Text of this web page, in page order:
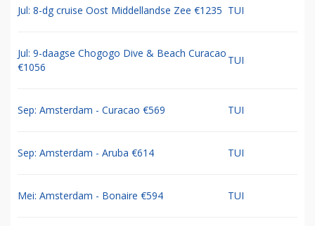
Jul: 8-dg cruise Oost Middellandse Zee €1235 TUI
Jul: 9-daagse Chogogo Dive & Beach Curacao
€1056
TUI
Sep: Amsterdam - Curacao €569 TUI
Sep: Amsterdam - Aruba €614 TUI
Mei: Amsterdam - Bonaire €594 TUI